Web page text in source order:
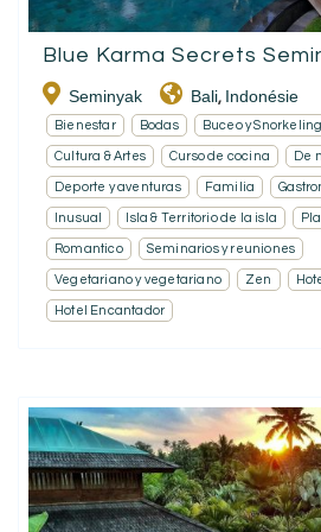
Blue Karma Secrets
Seminyak Bali, Indonésie
Bienestar Bodas Buceo y Snorkeling
Cultura & Artes Curso de cocina De
Deporte y aventuras Familia
Inusual Isla & Territorio de la isla
Romantico Seminarios y reuniones
Vegetariano y vegetariano Zen
Hotel Encantador